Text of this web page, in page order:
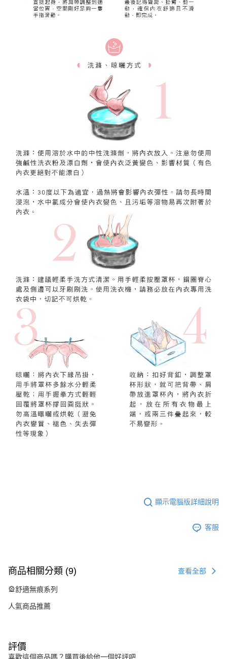
顯示電腦版詳細說明
客服
商品相關分類 (9) 查看全部
🎡舒適無痕系列
人氣商品推薦
評價
喜歡這個商品嗎？購買後給他一個好評吧